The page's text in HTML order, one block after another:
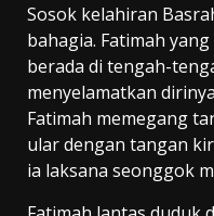
Sosok kelahiran
bahagia. Fatimah
berada di tengah-
menyelamatkan
Fatimah memegang
ular dengan tangan
ia laksana seonggok